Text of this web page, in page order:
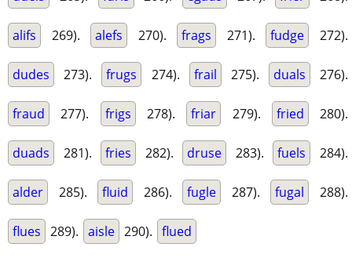
alifs 269). alefs 270). frags 271). fudge 272).
dudes 273). frugs 274). frail 275). duals 276).
fraud 277). frigs 278). friar 279). fried 280).
duads 281). fries 282). druse 283). fuels 284).
alder 285). fluid 286). fugle 287). fugal 288).
flues 289). aisle 290). flued